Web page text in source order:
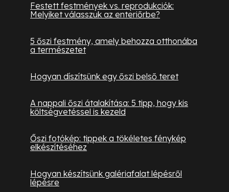
Festett festmények vs. reprodukciók:
Melyiket válasszuk az enteriőrbe?
5 őszi festmény, amely behozza otthonába
a természetet
Hogyan díszítsünk egy őszi belső teret
A nappali őszi átalakítása: 5 tipp, hogy kis
költségvetéssel is kezeld
Őszi fotókép: tippek a tökéletes fénykép
elkészítéséhez
Hogyan készítsünk galériafalat lépésről
lépésre